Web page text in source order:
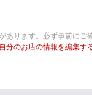
ります。必ず事前にご
のお店の情報を編集す